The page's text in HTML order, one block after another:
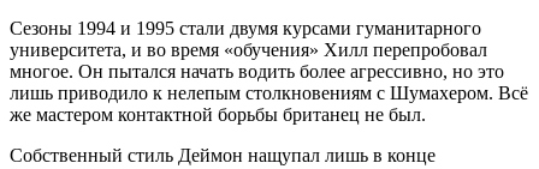
Сезоны 1994 и 1995 стали двумя курсами гуманитарного
университета, и во время «обучения» Хилл перепробовал
многое. Он пытался начать водить более агрессивно, но это
лишь приводило к нелепым столкновениям с Шумахером. Всё
же мастером контактной борьбы британец не был.
Собственный стиль Деймон нащупал лишь в конце